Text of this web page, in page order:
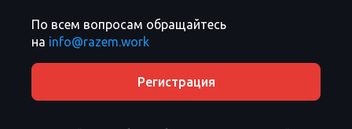
По всем вопросам обращайтесь
на info@razem.work
Регистрация